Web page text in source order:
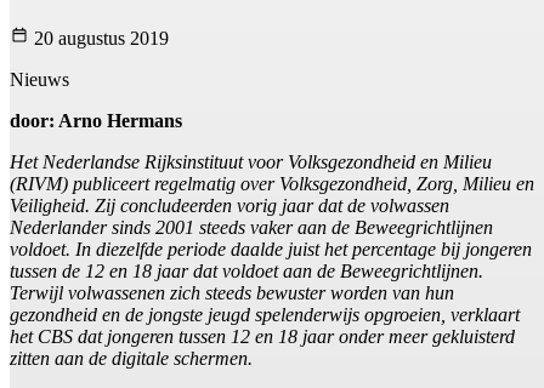
20 augustus 2019
Nieuws
door: Arno Hermans
Het Nederlandse Rijksinstituut voor Volksgezondheid en Milieu
(RIVM) publiceert regelmatig over Volksgezondheid, Zorg, Milieu en
Veiligheid. Zij concludeerden vorig jaar dat de volwassen
Nederlander sinds 2001 steeds vaker aan de Beweegrichtlijnen
voldoet. In diezelfde periode daalde juist het percentage bij jongeren
tussen de 12 en 18 jaar dat voldoet aan de Beweegrichtlijnen.
Terwijl volwassenen zich steeds bewuster worden van hun
gezondheid en de jongste jeugd spelenderwijs opgroeien, verklaart
het CBS dat jongeren tussen 12 en 18 jaar onder meer gekluisterd
zitten aan de digitale schermen.